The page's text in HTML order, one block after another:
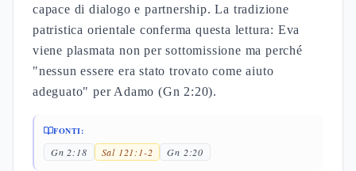
capace di dialogo e partnership. La tradizione
patristica orientale conferma questa lettura: Eva
viene plasmata non per sottomissione ma perché
"nessun essere era stato trovato come aiuto
adeguato" per Adamo (Gn 2:20).
FONTI:
Gn 2:18 Sal 121:1-2 Gn 2:20